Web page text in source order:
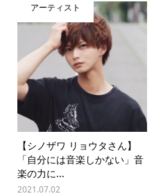
アーティスト
【シノザワ リョウタさん】
「自分には音楽しかない」音
楽の力に...
2021.07.02